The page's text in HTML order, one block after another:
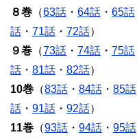
８巻 （63話 ・ 64話 ・ 65話
話 ・ 71話 ・ 72話）
９巻 （73話 ・ 74話 ・ 75話
話 ・ 81話 ・ 82話）
10巻 （83話 ・ 84話 ・ 85話
話 ・ 91話 ・ 92話）
11巻 （93話 ・ 94話 ・ 95話